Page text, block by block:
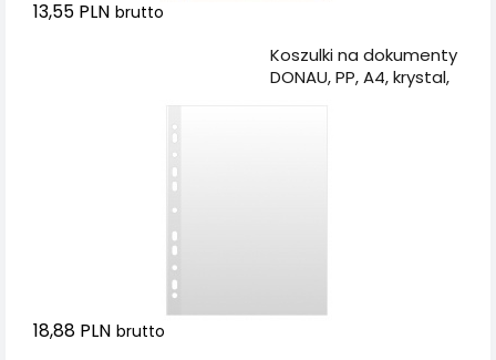
13,55 PLN brutto
Koszulki na dokumenty
DONAU, PP, A4, krystal,
18,88 PLN brutto